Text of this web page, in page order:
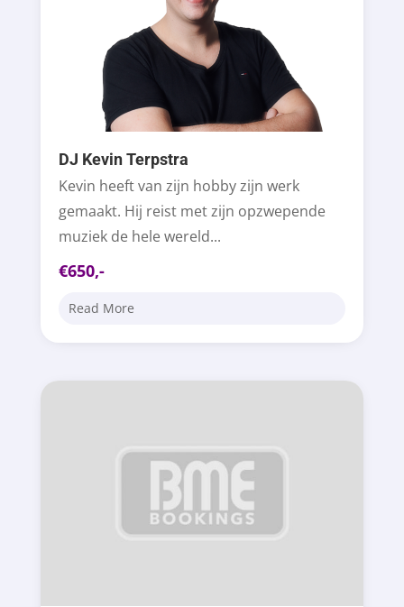
DJ Kevin Terpstra
Kevin heeft van zijn hobby zijn werk
gemaakt. Hij reist met zijn opzwepende
muziek de hele wereld...
€650,-
Read More